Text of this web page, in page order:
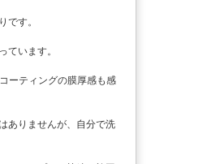
です。
ています。
ーティングの膜厚感も感
ありませんが、自分で洗